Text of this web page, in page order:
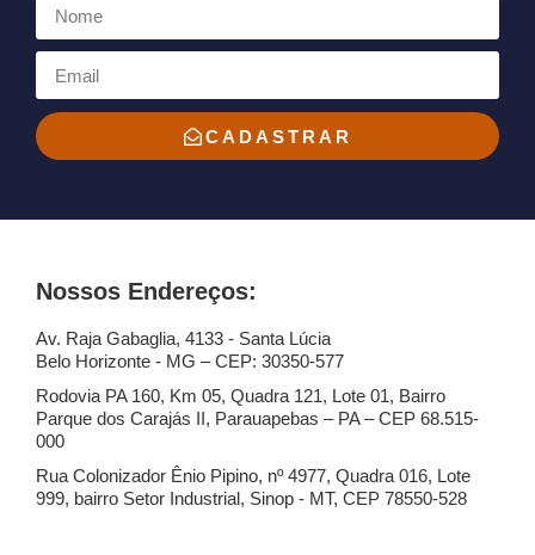
Nossos Endereços:
Av. Raja Gabaglia, 4133 - Santa Lúcia
Belo Horizonte - MG – CEP: 30350-577
Rodovia PA 160, Km 05, Quadra 121, Lote 01, Bairro
Parque dos Carajás II, Parauapebas – PA – CEP 68.515-
000
Rua Colonizador Ênio Pipino, nº 4977, Quadra 016, Lote
999, bairro Setor Industrial, Sinop - MT, CEP 78550-528
CADASTRAR